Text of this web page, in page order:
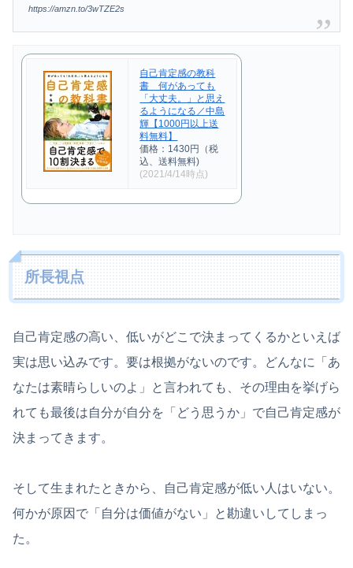
https://amzn.to/3wTZE2s
自己肯定感の教科
書 何があっても
「大丈夫。」と思え
るようになる／中島
輝【1000円以上送
料無料】
価格：1430円（税
込、送料無料)
(2021/4/14時点)
所長視点
自己肯定感の高い、低いがどこで決まってくるかといえば
実は思い込みです。要は根拠がないのです。どんなに「あ
なたは素晴らしいのよ」と言われても、その理由を挙げら
れても最後は自分が自分を「どう思うか」で自己肯定感が
決まってきます。
そして生まれたときから、自己肯定感が低い人はいない。
何かが原因で「自分は価値がない」と勘違いしてしまっ
た。